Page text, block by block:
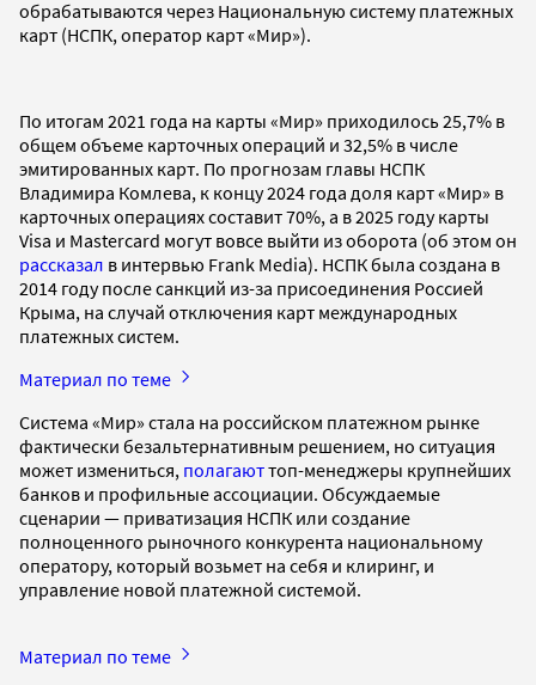
обрабатываются через Национальную систему платежных
карт (НСПК, оператор карт «Мир»).
По итогам 2021 года на карты «Мир» приходилось 25,7% в
общем объеме карточных операций и 32,5% в числе
эмитированных карт. По прогнозам главы НСПК
Владимира Комлева, к концу 2024 года доля карт «Мир» в
карточных операциях составит 70%, а в 2025 году карты
Visa и Mastercard могут вовсе выйти из оборота (об этом он
рассказал в интервью Frank Media). НСПК была создана в
2014 году после санкций из-за присоединения Россией
Крыма, на случай отключения карт международных
платежных систем.
Материал по теме
Система «Мир» стала на российском платежном рынке
фактически безальтернативным решением, но ситуация
может измениться, полагаюттоп-менеджеры крупнейших
банков и профильные ассоциации. Обсуждаемые
сценарии — приватизация НСПК или создание
полноценного рыночного конкурента национальному
оператору, который возьмет на себя и клиринг, и
управление новой платежной системой.
Материал по теме